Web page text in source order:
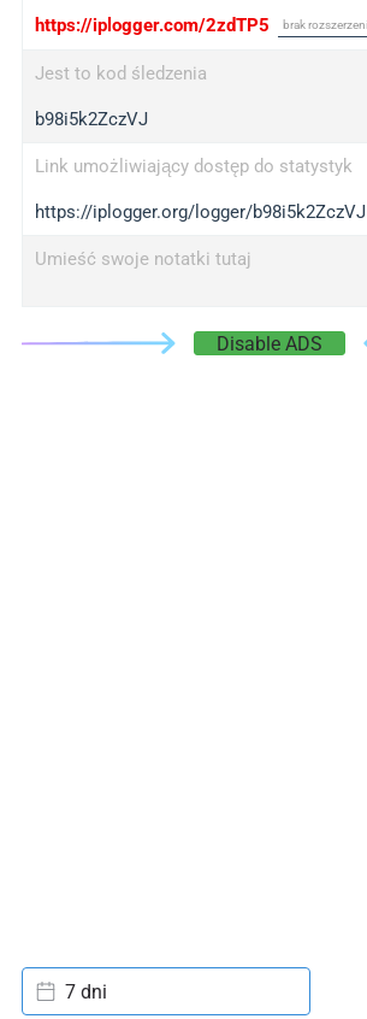
https://iplogger.com/2zdTP5
Jest to kod śledzenia
b98i5k2ZczVJ
Link umożliwiający dostęp do statystyk
https://iplogger.org/logger/b98i5k2ZczVJ
Umieść swoje notatki tutaj
Disable ADS
7 dni